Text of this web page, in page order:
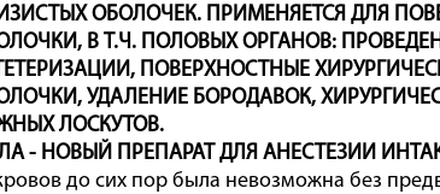
ОБОЛОЧЕК. ПРИМЕНЯЕТСЯ ДЛЯ
В Т.Ч. ПОЛОВЫХ ОРГАНОВ:
ПОВЕРХНОСТНЫЕ
УДАЛЕНИЕ БОРОДАВОК,
ЛОСКУТОВ.
- НОВЫЙ ПРЕПАРАТ ДЛЯ АНЕСТЕЗИИ
до сих пор была невозможна без